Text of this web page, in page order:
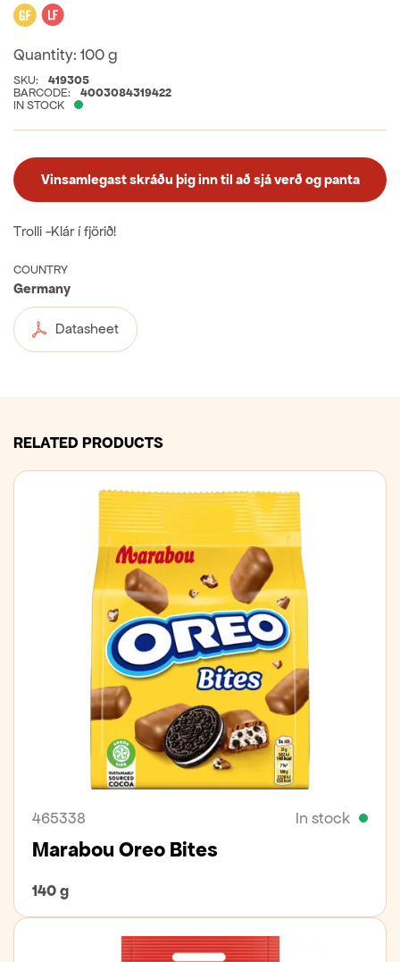
Gluten free
Quantity: 100 g
SKU:
419305
BARCODE:
4003084319422
IN STOCK
Vinsamlegast skráðu þig inn til að sjá verð og panta
Trolli -Klár í fjörið!
COUNTRY
Germany
Datasheet
RELATED PRODUCTS
465338 In stock
Marabou Oreo Bites
140 g